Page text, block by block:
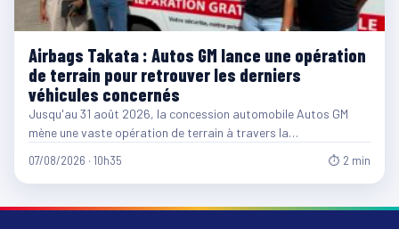
Airbags Takata : Autos GM lance une opération
de terrain pour retrouver les derniers
véhicules concernés
Jusqu'au 31 août 2026, la concession automobile Autos GM
mène une vaste opération de terrain à travers la…
07/08/2026 · 10h35 ⏱ 2 min